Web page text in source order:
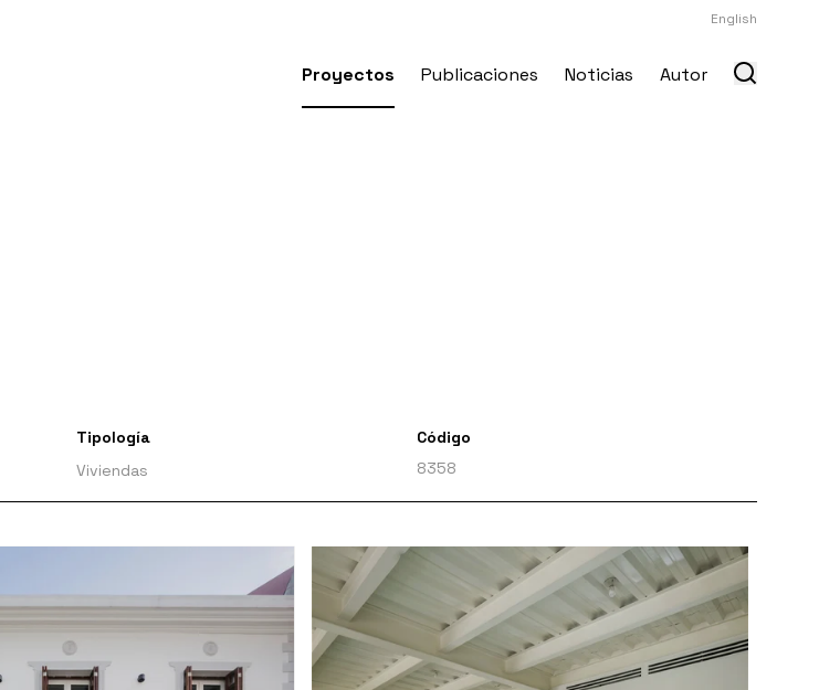
English
Proyectos Publicaciones Noticias Autor
Tipología
Viviendas
Código
8358